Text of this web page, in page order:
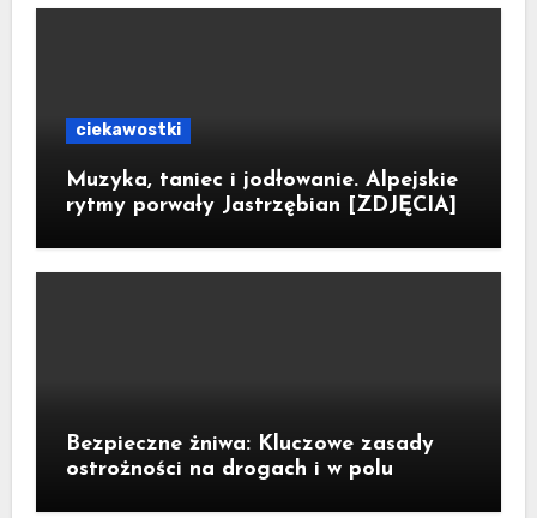
ciekawostki
Muzyka, taniec i jodłowanie. Alpejskie
rytmy porwały Jastrzębian [ZDJĘCIA]
Bezpieczne żniwa: Kluczowe zasady
ostrożności na drogach i w polu